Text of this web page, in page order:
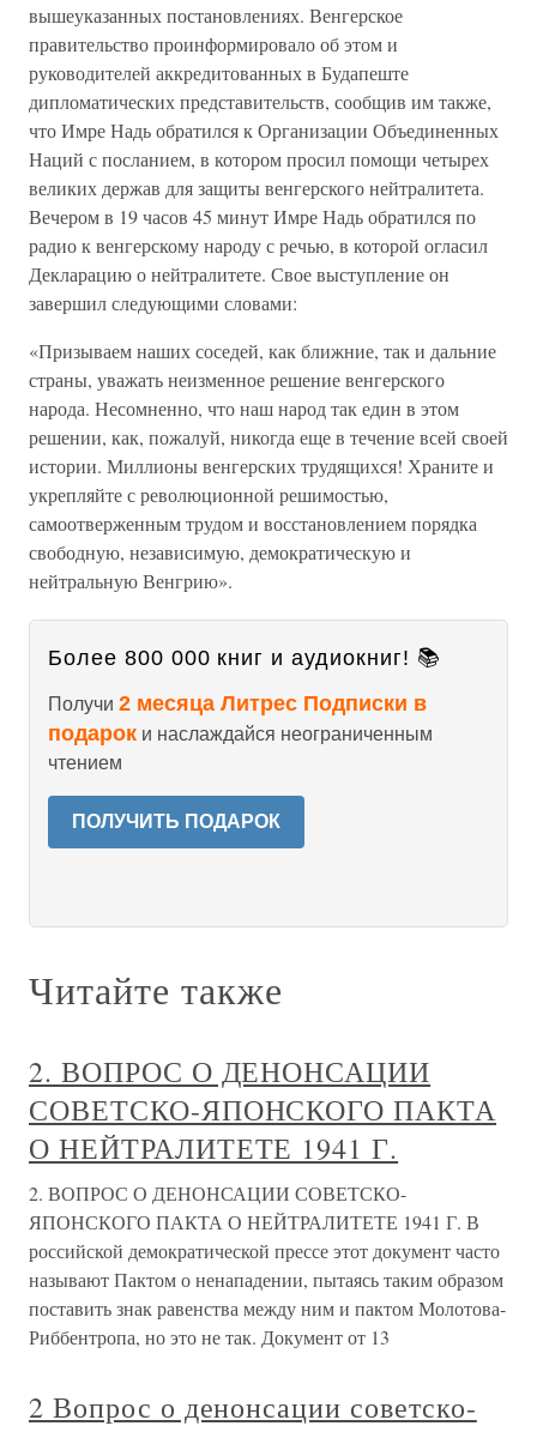
вышеуказанных постановлениях. Венгерское
правительство проинформировало об этом и
руководителей аккредитованных в Будапеште
дипломатических представительств, сообщив им также,
что Имре Надь обратился к Организации Объединенных
Наций с посланием, в котором просил помощи четырех
великих держав для защиты венгерского нейтралитета.
Вечером в 19 часов 45 минут Имре Надь обратился по
радио к венгерскому народу с речью, в которой огласил
Декларацию о нейтралитете. Свое выступление он
завершил следующими словами:
«Призываем наших соседей, как ближние, так и дальние
страны, уважать неизменное решение венгерского
народа. Несомненно, что наш народ так един в этом
решении, как, пожалуй, никогда еще в течение всей своей
истории. Миллионы венгерских трудящихся! Храните и
укрепляйте с революционной решимостью,
самоотверженным трудом и восстановлением порядка
свободную, независимую, демократическую и
нейтральную Венгрию».
Более 800 000 книг и аудиокниг! 📚
Получи 2 месяца Литрес Подписки в
подарок и наслаждайся неограниченным
чтением
ПОЛУЧИТЬ ПОДАРОК
Читайте также
2. ВОПРОС О ДЕНОНСАЦИИ
СОВЕТСКО-ЯПОНСКОГО ПАКТА
О НЕЙТРАЛИТЕТЕ 1941 Г.
2. ВОПРОС О ДЕНОНСАЦИИ СОВЕТСКО-
ЯПОНСКОГО ПАКТА О НЕЙТРАЛИТЕТЕ 1941 Г. В
российской демократической прессе этот документ часто
называют Пактом о ненападении, пытаясь таким образом
поставить знак равенства между ним и пактом Молотова-
Риббентропа, но это не так. Документ от 13
2 Вопрос о денонсации советско-